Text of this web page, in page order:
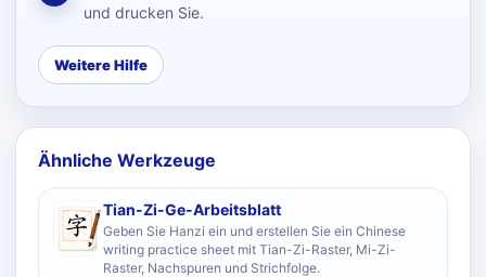
und drucken Sie.
Weitere Hilfe
Ähnliche Werkzeuge
Tian-Zi-Ge-Arbeitsblatt
Geben Sie Hanzi ein und erstellen Sie ein Chinese
writing practice sheet mit Tian-Zi-Raster, Mi-Zi-
Raster, Nachspuren und Strichfolge.